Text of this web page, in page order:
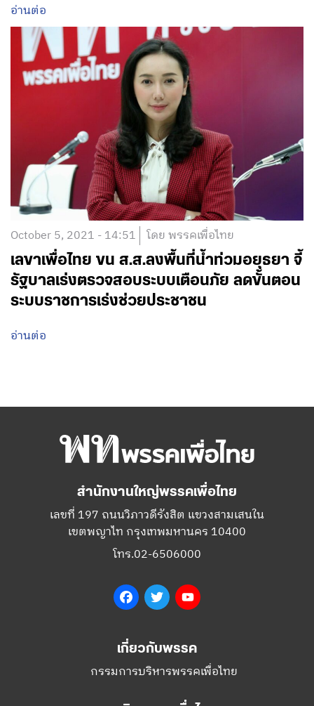
อ่านต่อ
October 5, 2021 - 14:51 โดย พรรคเพื่อไทย
เลขาเพื่อไทย ขน ส.ส.ลงพื้นที่น้ำท่วมอยุธยา จี้
รัฐบาลเร่งตรวจสอบระบบเตือนภัย ลดขั้นตอน
ระบบราชการเร่งช่วยประชาชน
อ่านต่อ
สำนักงานใหญ่พรรคเพื่อไทย
เลขที่ 197 ถนนวิภาวดีรังสิต แขวงสามเสนใน
เขตพญาไท กรุงเทพมหานคร 10400
โทร.02-6506000
FacebookTwitter
เกี่ยวกับพรรค
กรรมการบริหารพรรคเพื่อไทย